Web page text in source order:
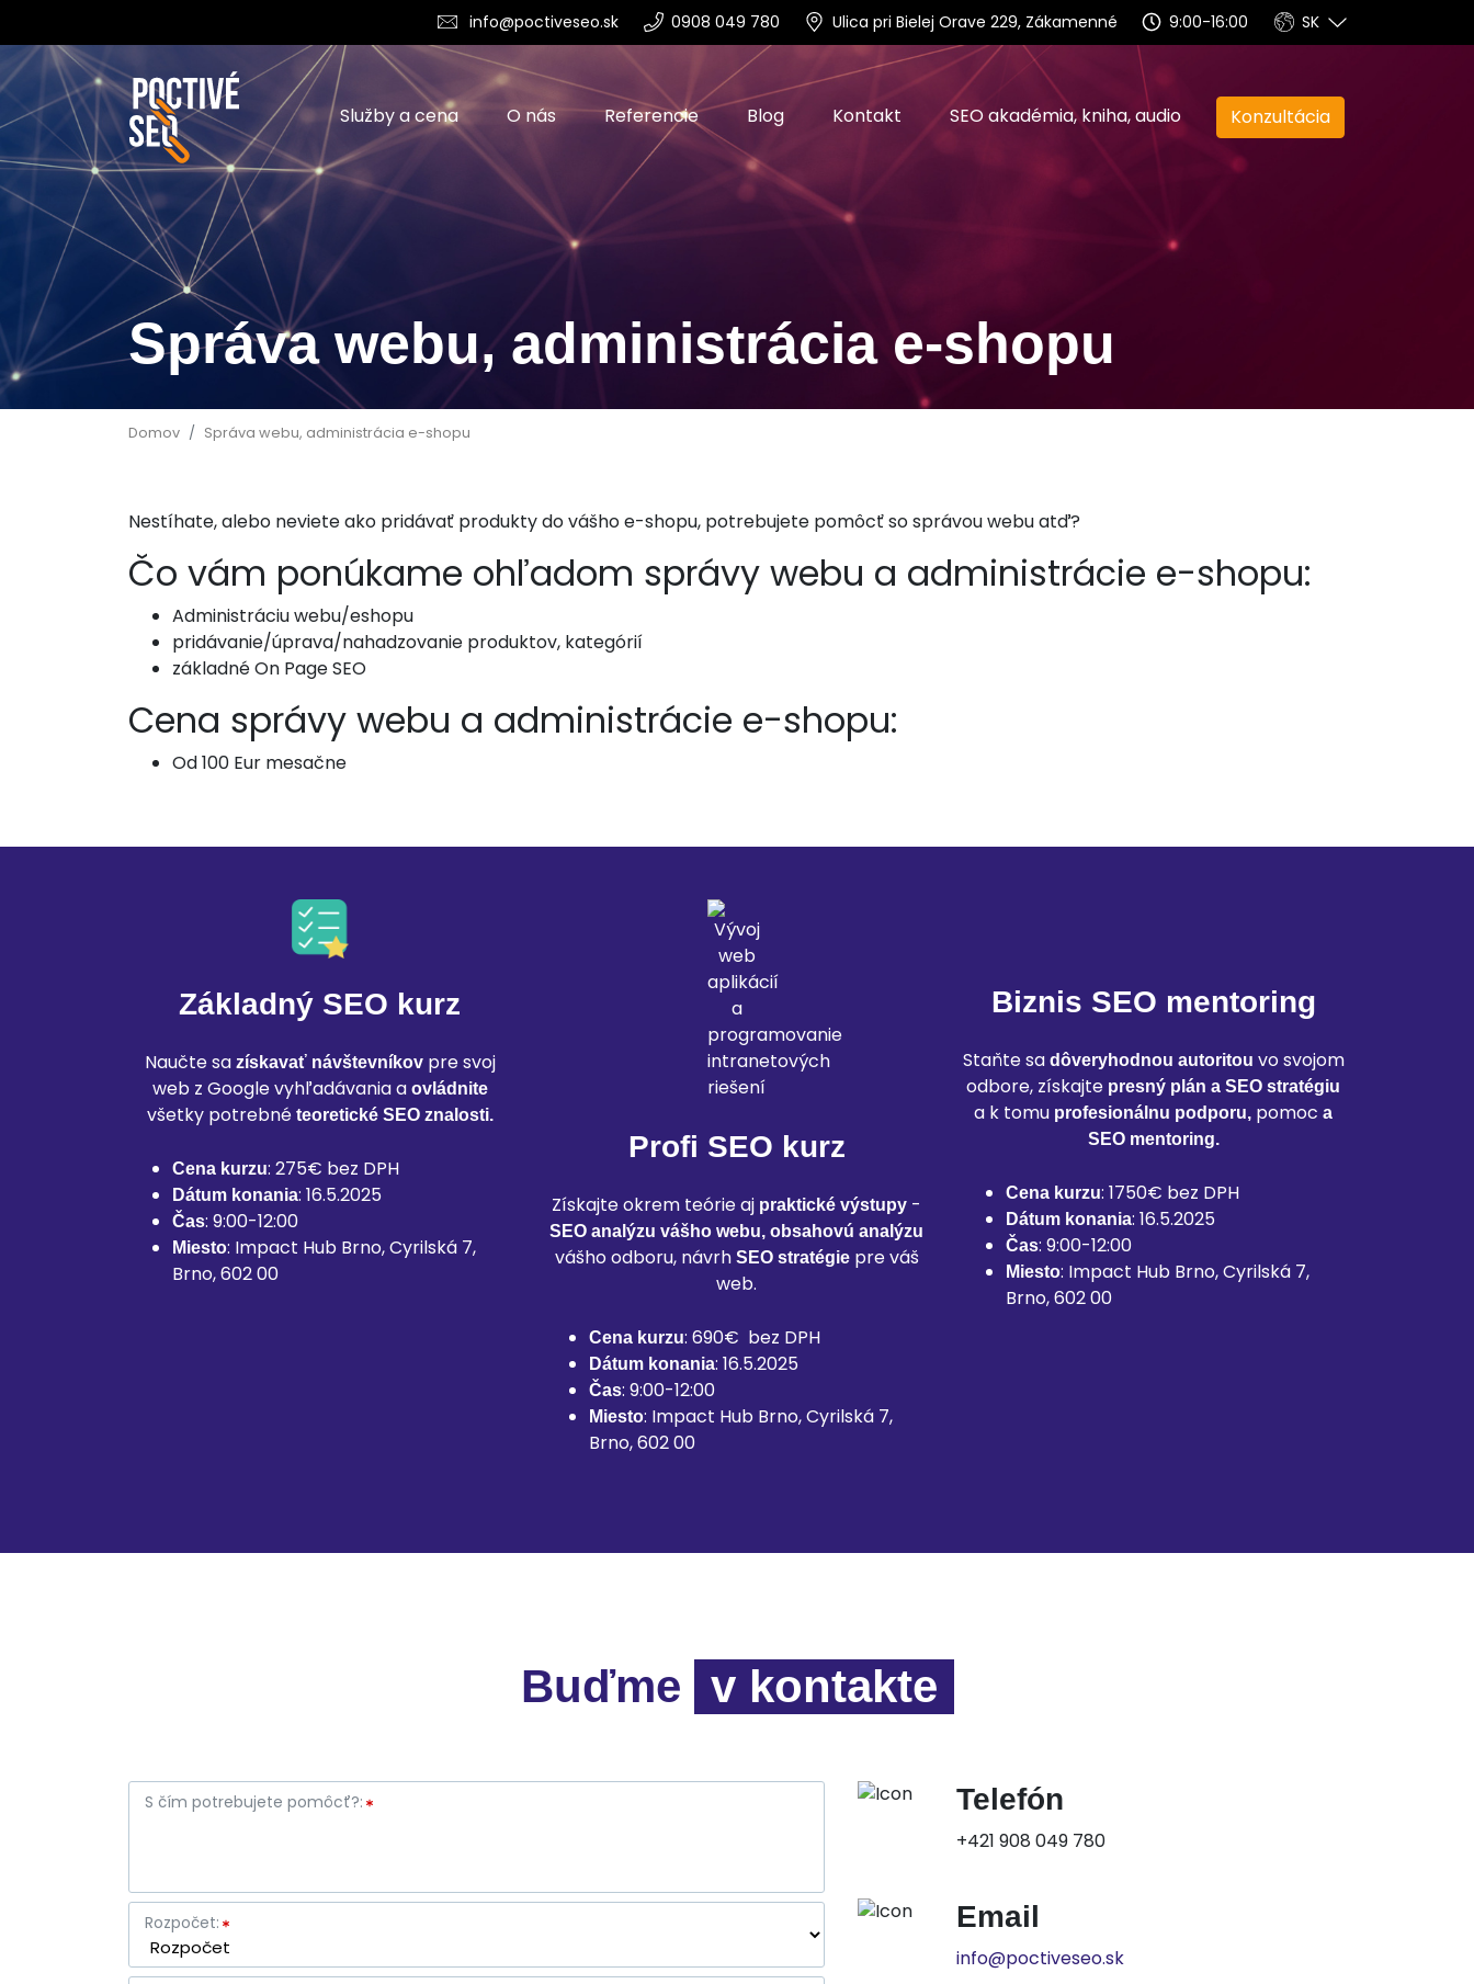
info@poctiveseo.sk 0908 049 780 Ulica pri Bielej Orave 229, Zákamenné 9:00-16:00 SK
Služby a cena O nás Referencie Blog Kontakt SEO akadémia, kniha, audio Konzultácia
Správa webu, administrácia e-shopu
Domov Správa webu, administrácia e-shopu
Nestíhate, alebo neviete ako pridávať produkty do vášho e-shopu, potrebujete pomôcť so správou webu atď?
Čo vám ponúkame ohľadom správy webu a administrácie e-shopu:
Administráciu webu/eshopu
pridávanie/úprava/nahadzovanie produktov, kategórií
základné On Page SEO
Cena správy webu a administrácie e-shopu:
Od 100 Eur mesačne
Základný SEO kurz
Naučte sa získavať návštevníkovpre svoj
web z Google vyhľadávania a ovládnite
všetky potrebné teoretické SEO znalosti.
Cena kurzu: 275€ bez DPH
Dátum konania: 16.5.2025
Čas: 9:00-12:00
Miesto: Impact Hub Brno, Cyrilská 7,
Brno, 602 00
Profi SEO kurz
Získajte okrem teórie aj praktické výstupy -
SEO analýzu vášho webu, obsahovú analýzu
vášho odboru, návrh SEO stratégie pre váš
web.
Cena kurzu: 690€ bez DPH
Dátum konania: 16.5.2025
Čas: 9:00-12:00
Miesto: Impact Hub Brno, Cyrilská 7,
Brno, 602 00
Biznis SEO mentoring
Staňte sa dôveryhodnou autoritou vo svojom
odbore, získajte presný plán a SEO stratégiu
a k tomu profesionálnu podporu, pomoca
SEO mentoring.
Cena kurzu: 1750€ bez DPH
Dátum konania: 16.5.2025
Čas: 9:00-12:00
Miesto: Impact Hub Brno, Cyrilská 7,
Brno, 602 00
Buďme v kontakte
S čím potrebujete pomôcť?:
Rozpočet:
Telefón
+421 908 049 780
Email
info@poctiveseo.sk